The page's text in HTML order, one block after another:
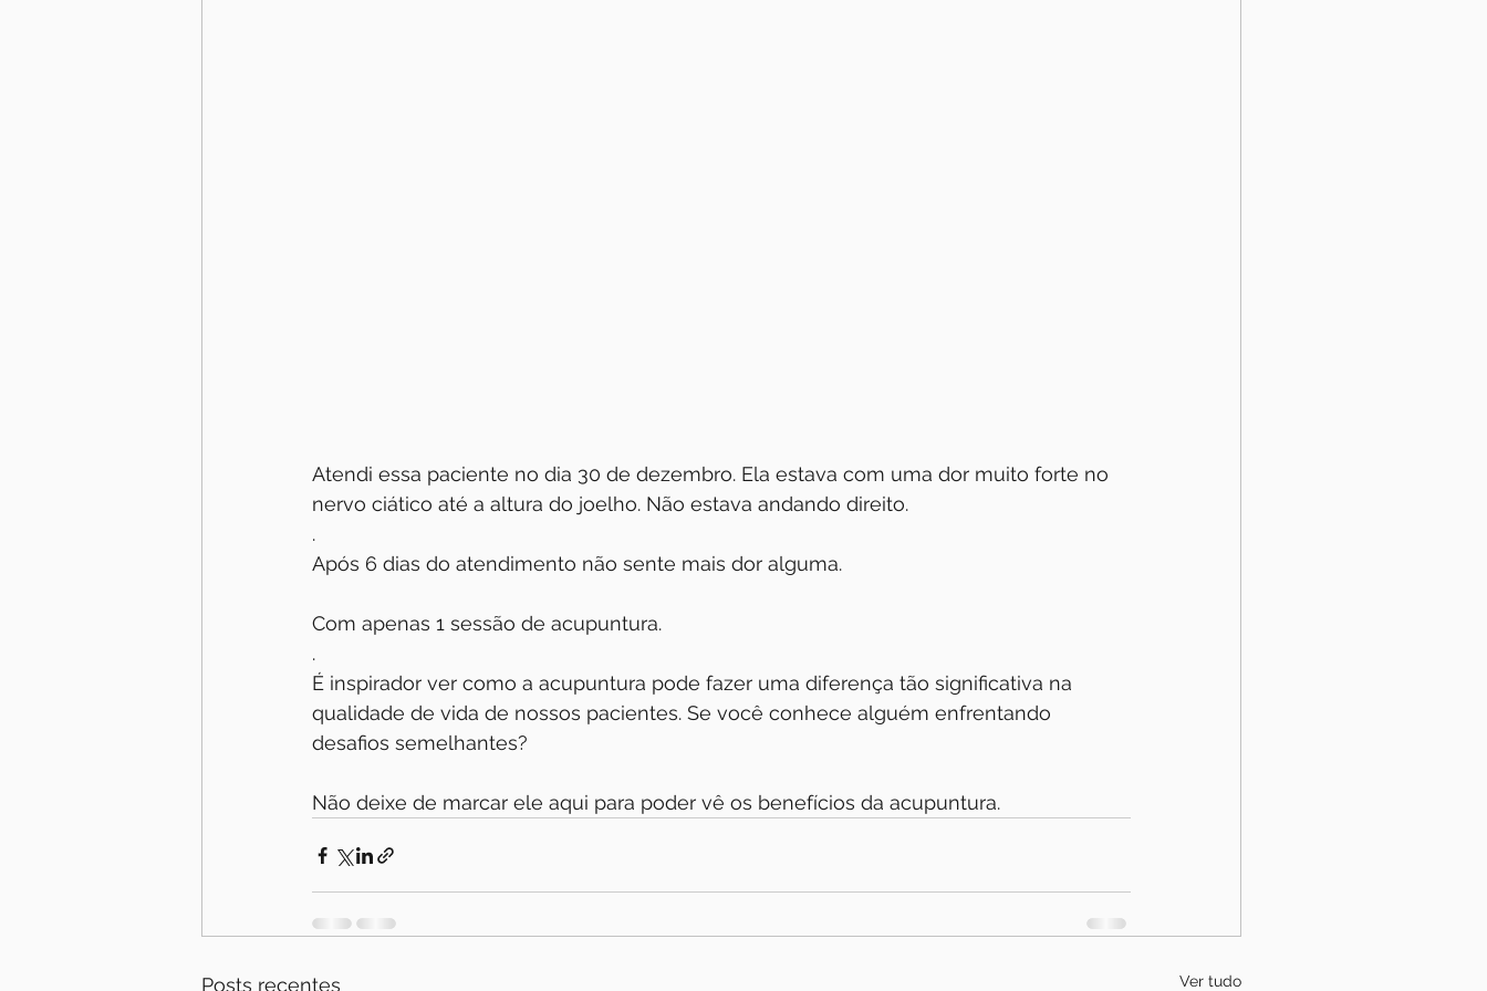
Atendi essa paciente no dia 30 de dezembro. Ela estava com uma dor muito forte no
nervo ciático até a altura do joelho. Não estava andando direito.
.
Após 6 dias do atendimento não sente mais dor alguma.
Com apenas 1 sessão de acupuntura.
.
É inspirador ver como a acupuntura pode fazer uma diferença tão significativa na
qualidade de vida de nossos pacientes. Se você conhece alguém enfrentando
desafios semelhantes?
Não deixe de marcar ele aqui para poder vê os benefícios da acupuntura.
Posts recentes Ver tudo